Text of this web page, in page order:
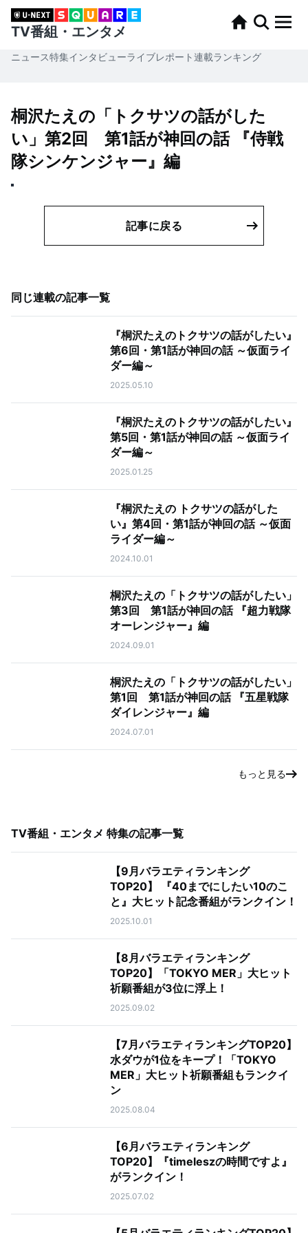
TV番組・エンタメ
ニュース特集インタビューライブレポート連載ランキング
桐沢たえの「トクサツの話がした
い」第2回 第1話が神回の話 『侍戦
隊シンケンジャー』編
記事に戻る
同じ連載の記事一覧
『桐沢たえのトクサツの話がしたい』
第6回・第1話が神回の話 ～仮面ライ
ダー編～
2025.05.10
『桐沢たえのトクサツの話がしたい』
第5回・第1話が神回の話 ～仮面ライ
ダー編～
2025.01.25
『桐沢たえの トクサツの話がした
い』第4回・第1話が神回の話 ～仮面
ライダー編～
2024.10.01
桐沢たえの「トクサツの話がしたい」
第3回 第1話が神回の話 『超力戦隊
オーレンジャー』編
2024.09.01
桐沢たえの「トクサツの話がしたい」
第1回 第1話が神回の話 『五星戦隊
ダイレンジャー』編
2024.07.01
もっと見る
TV番組・エンタメ 特集の記事一覧
【9月バラエティランキング
TOP20】 『40までにしたい10のこ
と』大ヒット記念番組がランクイン！
2025.10.01
【8月バラエティランキング
TOP20】「TOKYO MER」大ヒット
祈願番組が3位に浮上！
2025.09.02
【7月バラエティランキングTOP20】
水ダウが1位をキープ！「TOKYO
MER」大ヒット祈願番組もランクイ
ン
2025.08.04
【6月バラエティランキング
TOP20】『timeleszの時間ですよ』
がランクイン！
2025.07.02